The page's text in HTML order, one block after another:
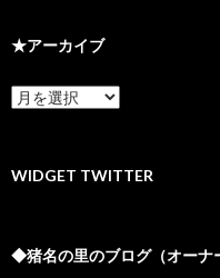
★アーカイブ
★
ア
イ
WIDGET TWITTER
◆猪名の里のブログ（オーナ